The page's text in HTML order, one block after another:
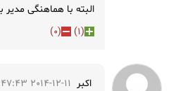
البته با هماهنگی مدیر
(
1
)
(
0
)
اکبر 2014-12-11 23:47:43